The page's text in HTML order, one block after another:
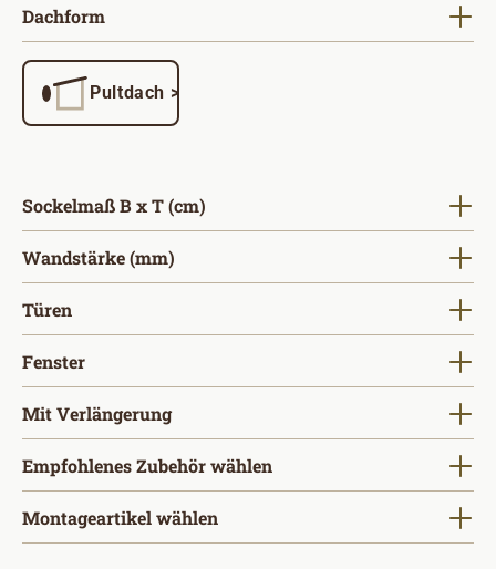
Dachform
Pultdach >5°
Sockelmaß B x T (cm)
Wandstärke (mm)
Türen
Fensterauswählen
Mit Verlängerungauswählen
Empfohlenes Zubehör wählen
Montageartikel wählen